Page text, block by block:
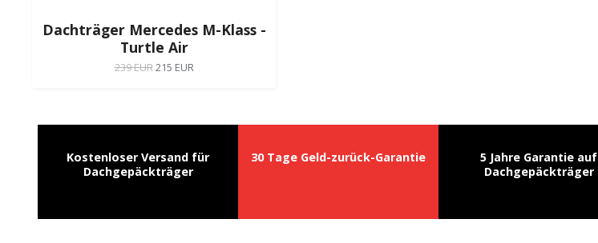
Dachträger Mercedes M-Klass -
Turtle Air
239 EUR215 EUR
Kostenloser Versand für
Dachgepäckträger
30 Tage Geld-zurück-Garantie
5 Jahre Garantie auf
Dachgepäckträger